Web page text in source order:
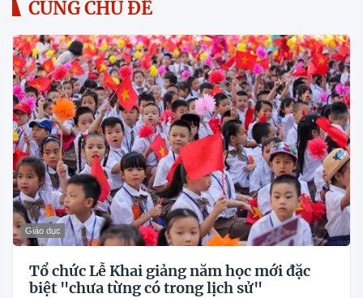
CÙNG CHỦ ĐỀ
Giáo dục
Tổ chức Lễ Khai giảng năm học mới đặc
biệt "chưa từng có trong lịch sử"